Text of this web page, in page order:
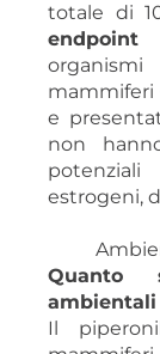
totale di
endpoint
mammiferi
e
non
estrogeni,
Quanto
ambientali
Il